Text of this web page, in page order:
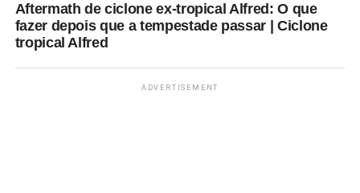
Aftermath de ciclone ex-tropical Alfred: O que
fazer depois que a tempestade passar | Ciclone
tropical Alfred
ADVERTISEMENT